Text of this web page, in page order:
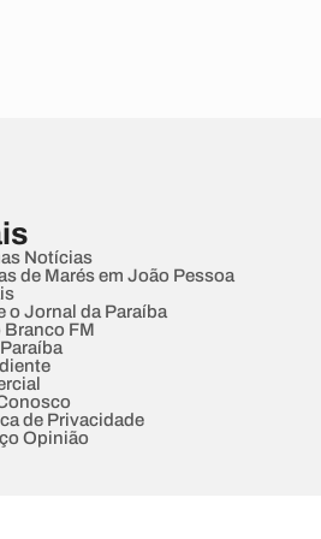
Notícias
de Marés em João Pessoa
o Jornal da Paraíba
Branco FM
de Privacidade
Opinião